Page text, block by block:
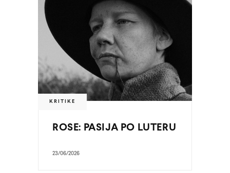
KRITIKE
ROSE: PASIJA PO LUTERU
23/06/2026